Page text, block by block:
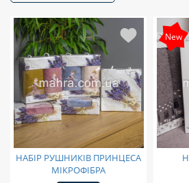
НАБІР РУШНИКІВ ПРИНЦЕСА
МІКРОФІБРА
New